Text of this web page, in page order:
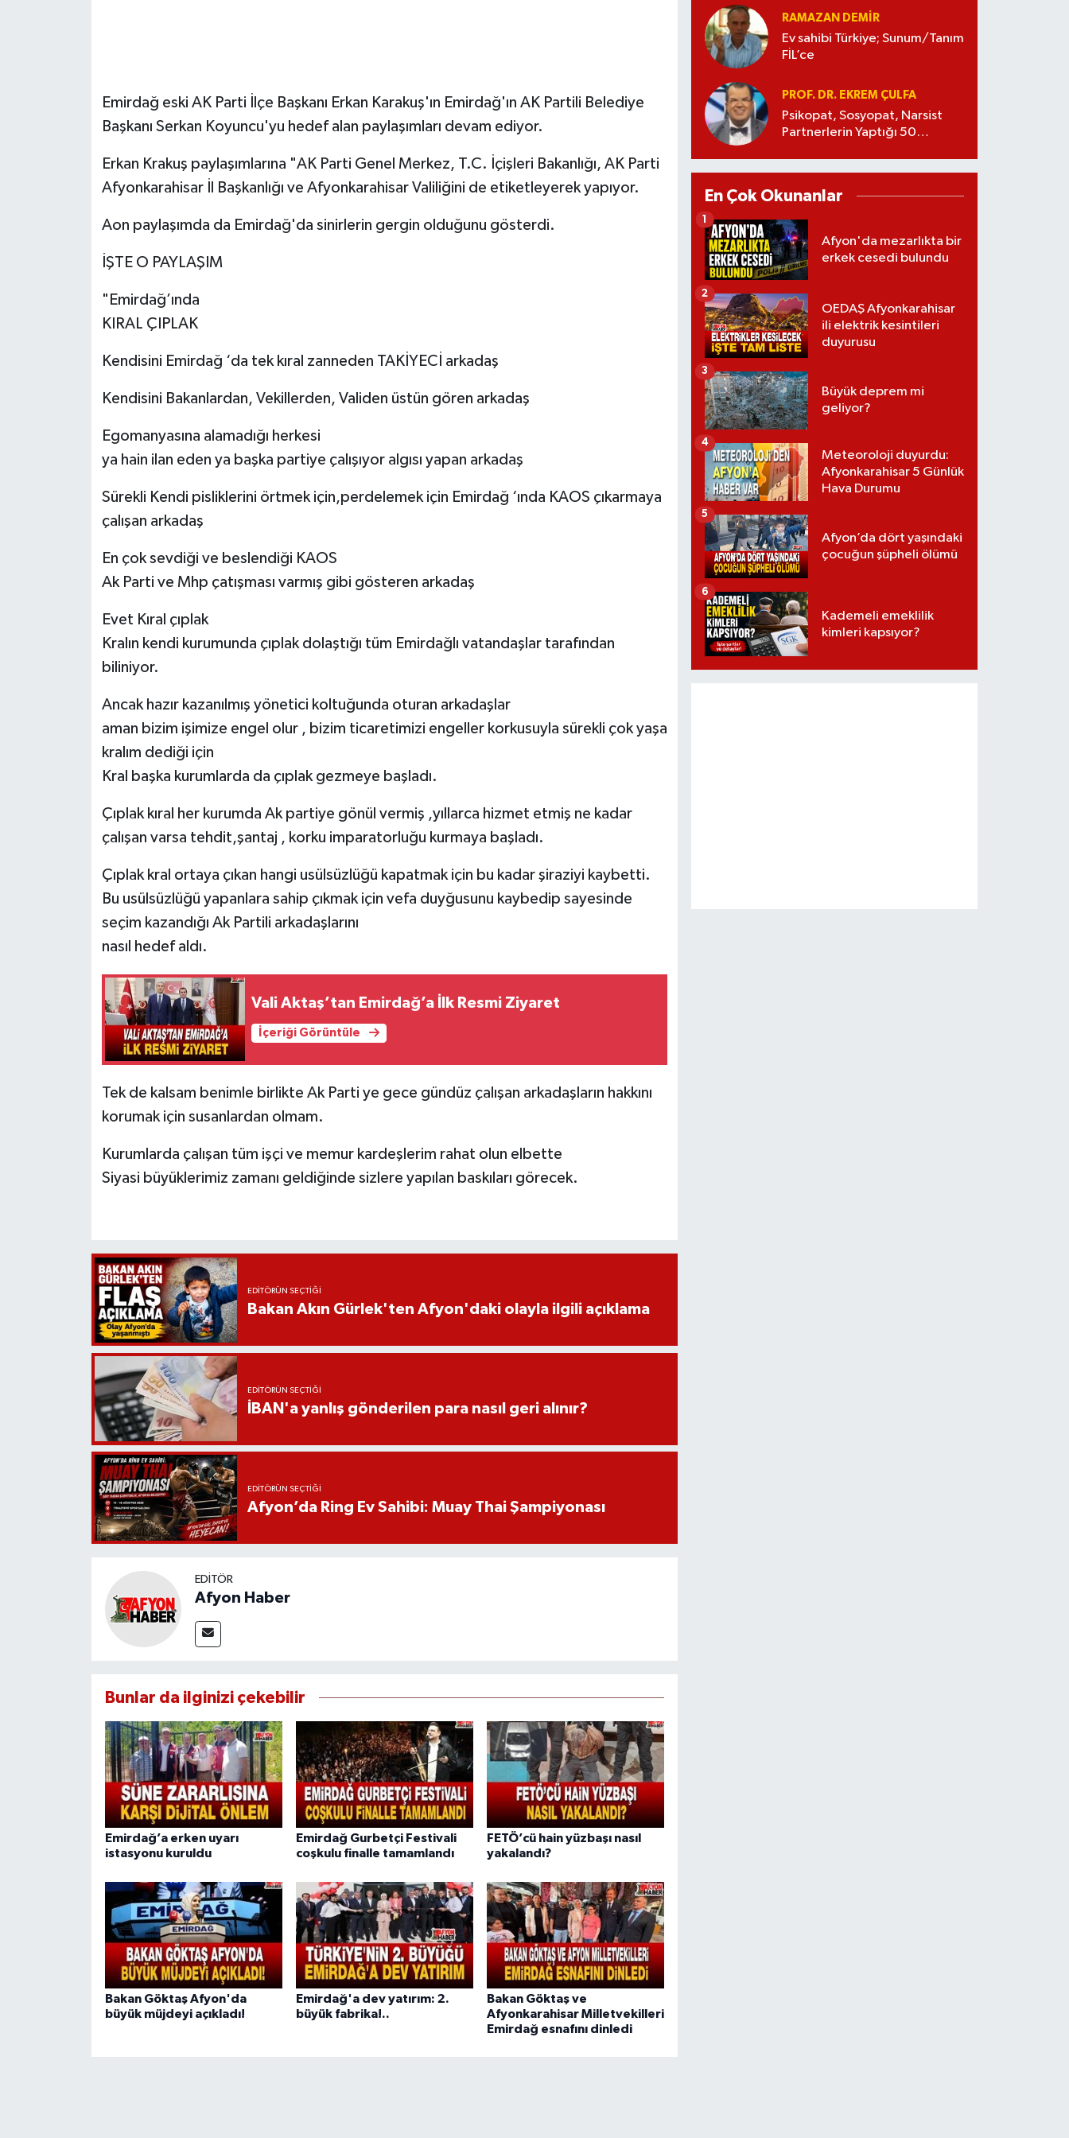
Emirdağ eski AK Parti İlçe Başkanı Erkan Karakuş'ın Emirdağ'ın AK Partili Belediye
Başkanı Serkan Koyuncu'yu hedef alan paylaşımları devam ediyor.
Erkan Krakuş paylaşımlarına "AK Parti Genel Merkez, T.C. İçişleri Bakanlığı, AK Parti
Afyonkarahisar İl Başkanlığı ve Afyonkarahisar Valiliğini de etiketleyerek yapıyor.
Aon paylaşımda da Emirdağ'da sinirlerin gergin olduğunu gösterdi.
İŞTE O PAYLAŞIM
"Emirdağ’ında
KIRAL ÇIPLAK
Kendisini Emirdağ ‘da tek kıral zanneden TAKİYECİ arkadaş
Kendisini Bakanlardan, Vekillerden, Validen üstün gören arkadaş
Egomanyasına alamadığı herkesi
ya hain ilan eden ya başka partiye çalışıyor algısı yapan arkadaş
Sürekli Kendi pisliklerini örtmek için,perdelemek için Emirdağ ‘ında KAOS çıkarmaya
çalışan arkadaş
En çok sevdiği ve beslendiği KAOS
Ak Parti ve Mhp çatışması varmış gibi gösteren arkadaş
Evet Kıral çıplak
Kralın kendi kurumunda çıplak dolaştığı tüm Emirdağlı vatandaşlar tarafından
biliniyor.
Ancak hazır kazanılmış yönetici koltuğunda oturan arkadaşlar
aman bizim işimize engel olur , bizim ticaretimizi engeller korkusuyla sürekli çok yaşa
kralım dediği için
Kral başka kurumlarda da çıplak gezmeye başladı.
Çıplak kıral her kurumda Ak partiye gönül vermiş ,yıllarca hizmet etmiş ne kadar
çalışan varsa tehdit,şantaj , korku imparatorluğu kurmaya başladı.
Çıplak kral ortaya çıkan hangi usülsüzlüğü kapatmak için bu kadar şiraziyi kaybetti.
Bu usülsüzlüğü yapanlara sahip çıkmak için vefa duyğusunu kaybedip sayesinde
seçim kazandığı Ak Partili arkadaşlarını
nasıl hedef aldı.
Vali Aktaş’tan Emirdağ’a İlk Resmi Ziyaret
İçeriği Görüntüle
Tek de kalsam benimle birlikte Ak Parti ye gece gündüz çalışan arkadaşların hakkını
korumak için susanlardan olmam.
Kurumlarda çalışan tüm işçi ve memur kardeşlerim rahat olun elbette
Siyasi büyüklerimiz zamanı geldiğinde sizlere yapılan baskıları görecek.
EDITÖRÜN SEÇTIĞI
Bakan Akın Gürlek'ten Afyon'daki olayla ilgili açıklama
EDITÖRÜN SEÇTIĞI
İBAN'a yanlış gönderilen para nasıl geri alınır?
EDITÖRÜN SEÇTIĞI
Afyon’da Ring Ev Sahibi: Muay Thai Şampiyonası
EDITÖR
Afyon Haber
Bunlar da ilginizi çekebilir
Emirdağ’a erken uyarı
istasyonu kuruldu
Emirdağ Gurbetçi Festivali
coşkulu finalle tamamlandı
FETÖ’cü hain yüzbaşı nasıl
yakalandı?
Bakan Göktaş Afyon'da
büyük müjdeyi açıkladı!
Emirdağ'a dev yatırım: 2.
büyük fabrika!..
Bakan Göktaş ve
Afyonkarahisar Milletvekilleri
Emirdağ esnafını dinledi
RAMAZAN DEMİR
Ev sahibi Türkiye; Sunum/Tanım
FİL’ce
PROF. DR. EKREM ÇULFA
Psikopat, Sosyopat, Narsist
Partnerlerin Yaptığı 50
En Çok Okunanlar
Afyon'da mezarlıkta bir
erkek cesedi bulundu
1
OEDAŞ Afyonkarahisar
ili elektrik kesintileri
duyurusu
2
Büyük deprem mi
geliyor?
3
Meteoroloji duyurdu:
Afyonkarahisar 5 Günlük
Hava Durumu
4
Afyon’da dört yaşındaki
çocuğun şüpheli ölümü
5
Kademeli emeklilik
kimleri kapsıyor?
6